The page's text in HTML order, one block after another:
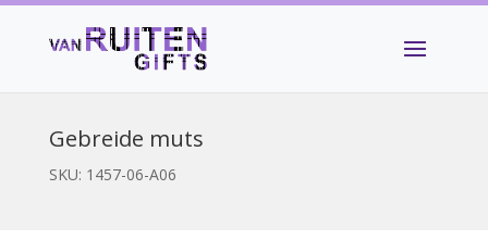
Gebreide muts
SKU: 1457-06-A06